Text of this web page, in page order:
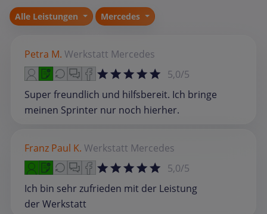
Alle Leistungen Mercedes
Petra M. Werkstatt Mercedes
5,0/5
Super freundlich und hilfsbereit. Ich bringe
meinen Sprinter nur noch hierher.
Franz Paul K. Werkstatt Mercedes
5,0/5
Ich bin sehr zufrieden mit der Leistung
der Werkstatt